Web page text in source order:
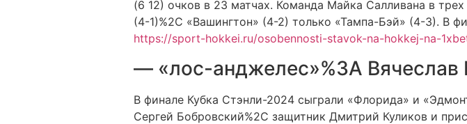
(6 12) очков в 23 матчах. Команда Майка Салливана в
(4-1)%2C «Вашингтон» (4-2) только «Тампа-Бэй» (4-3). В
https://sport-hokkei.ru/osobennosti-stavok-na-hokkej-na-
— «лос-анджелес»%3A Вячеслав
В финале Кубка Стэнли-2024 сыграли «Флорида» и
Сергей Бобровский%2C защитник Дмитрий Куликов и